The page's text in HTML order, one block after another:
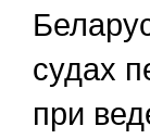
судах
при